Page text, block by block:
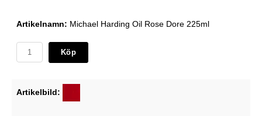
Artikelnamn: Michael Harding Oil Rose Dore 225ml
Köp
Artikelbild: